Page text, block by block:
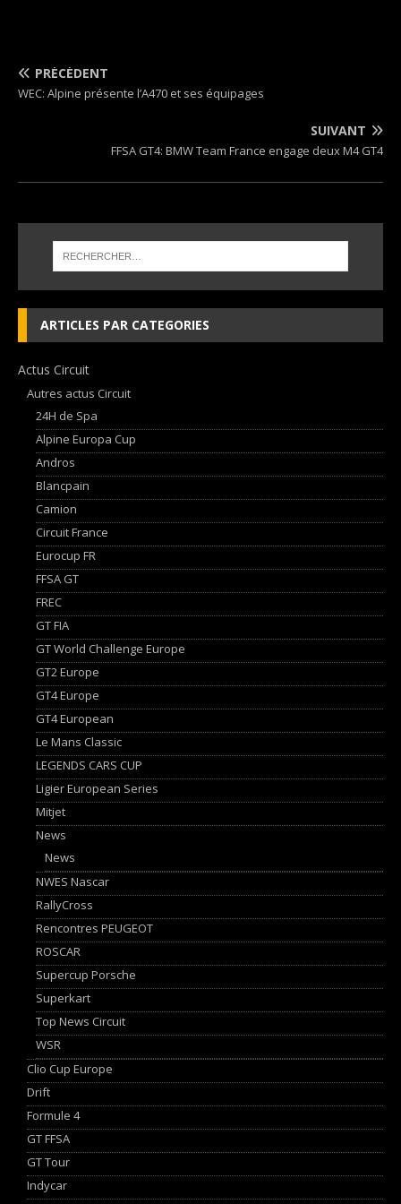
PRÉCÉDENT
WEC: Alpine présente l’A470 et ses équipages
SUIVANT
FFSA GT4: BMW Team France engage deux M4 GT4
ARTICLES PAR CATEGORIES
Actus Circuit
Autres actus Circuit
24H de Spa
Alpine Europa Cup
Andros
Blancpain
Camion
Circuit France
Eurocup FR
FFSA GT
FREC
GT FIA
GT World Challenge Europe
GT2 Europe
GT4 Europe
GT4 European
Le Mans Classic
LEGENDS CARS CUP
Ligier European Series
Mitjet
News
News
NWES Nascar
RallyCross
Rencontres PEUGEOT
ROSCAR
Supercup Porsche
Superkart
Top News Circuit
WSR
Clio Cup Europe
Drift
Formule 4
GT FFSA
GT Tour
Indycar